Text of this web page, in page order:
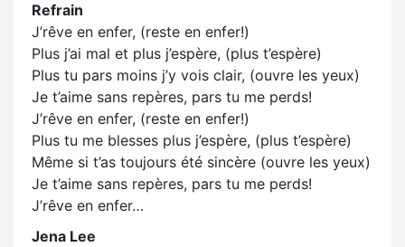
Refrain
J’rêve en enfer, (reste en enfer!)
Plus j’ai mal et plus j’espère, (plus t’espère)
Plus tu pars moins j’y vois clair, (ouvre les yeux)
Je t’aime sans repères, pars tu me perds!
J’rêve en enfer, (reste en enfer!)
Plus tu me blesses plus j’espère, (plus t’espère)
Même si t’as toujours été sincère (ouvre les yeux)
Je t’aime sans repères, pars tu me perds!
J’rêve en enfer…
Jena Lee